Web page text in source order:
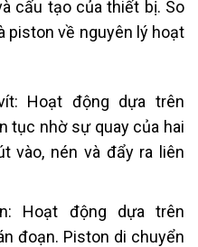
cấu tạo của thiết bị. So
piston về nguyên lý hoạt
Hoạt động dựa trên
tục nhờ sự quay của hai
vào, nén và đẩy ra liên
Hoạt động dựa trên
đoạn. Piston di chuyển